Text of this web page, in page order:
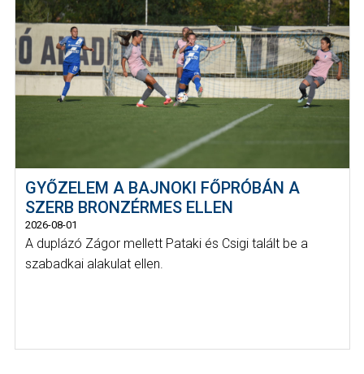
GYŐZELEM A BAJNOKI FŐPRÓBÁN A
SZERB BRONZÉRMES ELLEN
2026-08-01
A duplázó Zágor mellett Pataki és Csigi talált be a
szabadkai alakulat ellen.